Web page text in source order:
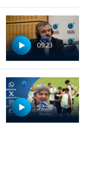
09:23
52:38